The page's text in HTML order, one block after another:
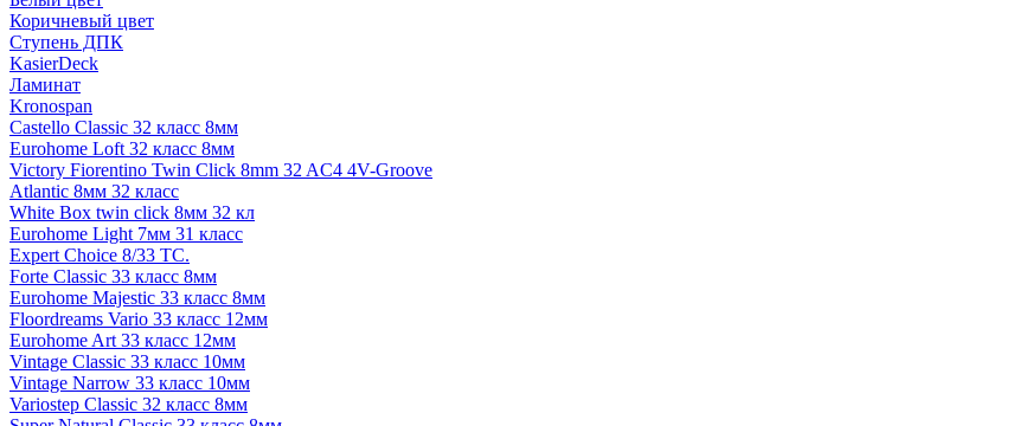
Коричневый цвет
Ступень ДПК
KasierDeck
Ламинат
Kronospan
Castello Classic 32 класс 8мм
Eurohome Loft 32 класс 8мм
Victory Fiorentino Twin Click 8mm 32 AC4 4V-Groove
Atlantic 8мм 32 класс
White Box twin click 8мм 32 кл
Eurohome Light 7мм 31 класс
Expert Choice 8/33 TC.
Forte Classic 33 класс 8мм
Eurohome Majestic 33 класс 8мм
Floordreams Vario 33 класс 12мм
Eurohome Art 33 класс 12мм
Vintage Classic 33 класс 10мм
Vintage Narrow 33 класс 10мм
Variostep Classic 32 класс 8мм